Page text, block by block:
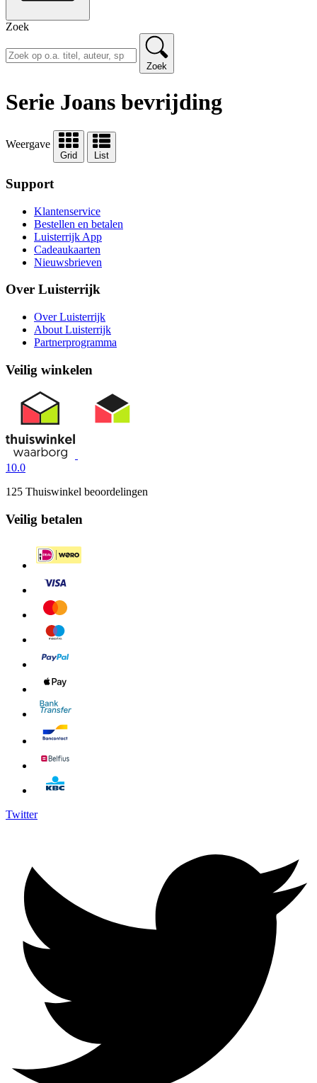
Zoek
Zoek
Serie Joans bevrijding
Weergave
Grid List
Support
Klantenservice
Bestellen en betalen
Luisterrijk App
Cadeaukaarten
Nieuwsbrieven
Over Luisterrijk
Over Luisterrijk
About Luisterrijk
Partnerprogramma
Veilig winkelen
10.0
125 Thuiswinkel beoordelingen
Veilig betalen
Twitter